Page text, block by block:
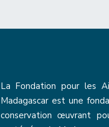
La Fondation pour les
Madagascar est une
conservation œuvrant